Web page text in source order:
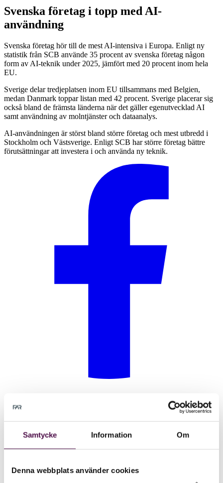
Samtycke Information Om
Denna webbplats använder cookies
Svenska företag i topp med AI-
användning
Svenska företag hör till de mest AI-intensiva i Europa. Enligt ny
statistik från SCB använde 35 procent av svenska företag någon
form av AI-teknik under 2025, jämfört med 20 procent inom hela
EU.
Sverige delar tredjeplatsen inom EU tillsammans med Belgien,
medan Danmark toppar listan med 42 procent. Sverige placerar sig
också bland de främsta länderna när det gäller egenutvecklad AI
samt användning av molntjänster och dataanalys.
AI-användningen är störst bland större företag och mest utbredd i
Stockholm och Västsverige. Enligt SCB har större företag bättre
förutsättningar att investera i och använda ny teknik.